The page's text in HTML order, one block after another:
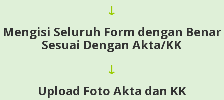
↓
Mengisi Seluruh Form dengan Benar
Sesuai Dengan Akta/KK
↓
Upload Foto Akta dan KK